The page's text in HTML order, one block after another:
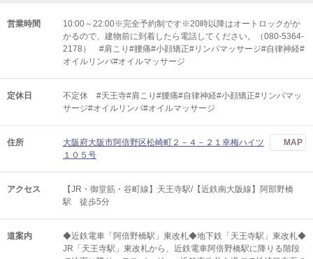
営業時間
10:00～22:00※完全予約制です※20時以降はオートロックがか
かるので、建物前に到着したら電話してください。（080-5364-
2178） #肩こり#腰痛#小顔矯正#リンパマッサージ#自律神経#
オイルリンパ#オイルマッサージ
定休日
不定休 #天王寺#肩こり#腰痛#自律神経#小顔矯正#リンパマッ
サージ#オイルリンパ#オイルマッサージ
住所
大阪府大阪市阿倍野区松崎町２－４－２１幸梅ハイツ
１０５号
MAP
アクセス
【JR・御堂筋・谷町線】天王寺駅/【近鉄南大阪線】阿部野橋
駅 徒歩5分
道案内
◆近鉄電車「阿倍野橋駅」東改札◆地下鉄「天王寺駅」東改札◆
JR「天王寺駅」東改札から、近鉄電車阿倍野橋駅に降りる階段